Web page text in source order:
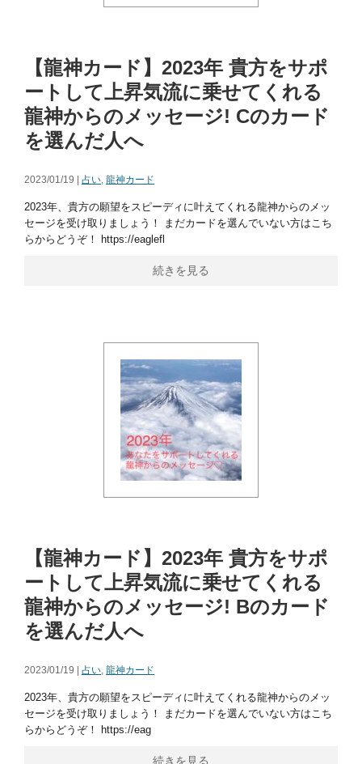
【龍神カード】2023年 貴方をサポ
ートして上昇気流に乗せてくれる
龍神からのメッセージ! Cのカード
を選んだ人へ
2023/01/19 | 占い, 龍神カード
2023年、貴方の願望をスピーディに叶えてくれる龍神からのメッ
セージを受け取りましょう！ まだカードを選んでいない方はこち
らからどうぞ！ https://eaglefl
続きを見る
【龍神カード】2023年 貴方をサポ
ートして上昇気流に乗せてくれる
龍神からのメッセージ! Bのカード
を選んだ人へ
2023/01/19 | 占い, 龍神カード
2023年、貴方の願望をスピーディに叶えてくれる龍神からのメッ
セージを受け取りましょう！ まだカードを選んでいない方はこち
らからどうぞ！ https://eag
続きを見る